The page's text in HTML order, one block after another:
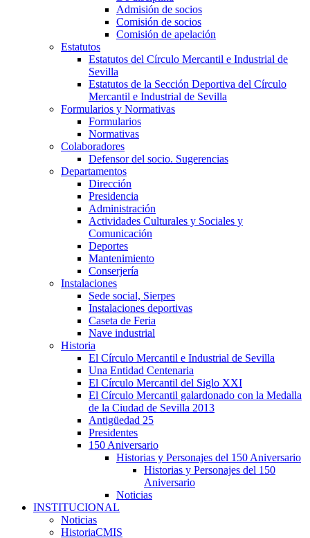
Admisión de socios
Comisión de socios
Comisión de apelación
Estatutos
Estatutos del Círculo Mercantil e Industrial de
Sevilla
Estatutos de la Sección Deportiva del Círculo
Mercantil e Industrial de Sevilla
Formularios y Normativas
Formularios
Normativas
Colaboradores
Defensor del socio. Sugerencias
Departamentos
Dirección
Presidencia
Administración
Actividades Culturales y Sociales y
Comunicación
Deportes
Mantenimiento
Conserjería
Instalaciones
Sede social, Sierpes
Instalaciones deportivas
Caseta de Feria
Nave industrial
Historia
El Círculo Mercantil e Industrial de Sevilla
Una Entidad Centenaria
El Círculo Mercantil del Siglo XXI
El Círculo Mercantil galardonado con la Medalla
de la Ciudad de Sevilla 2013
Antigüedad 25
Presidentes
150 Aniversario
Historias y Personajes del 150 Aniversario
Historias y Personajes del 150
Aniversario
Noticias
INSTITUCIONAL
Noticias
HistoriaCMIS